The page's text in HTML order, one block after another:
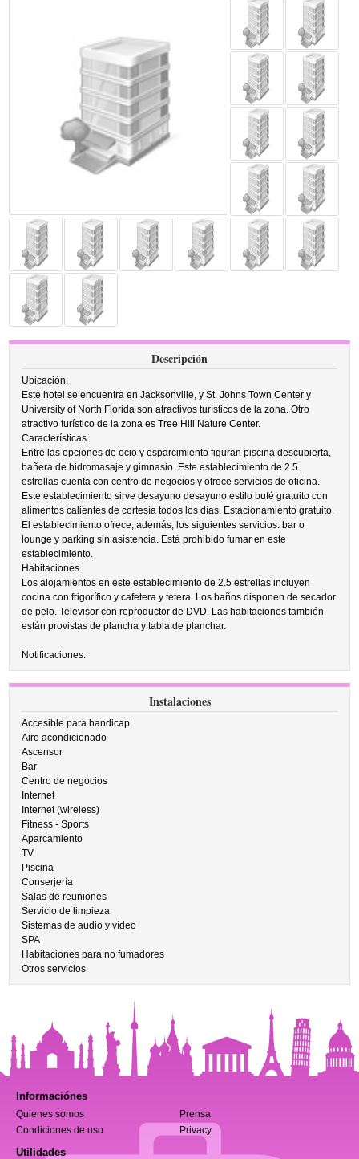
Descripción
Ubicación.
Este hotel se encuentra en Jacksonville, y St. Johns Town Center y
University of North Florida son atractivos turísticos de la zona. Otro
atractivo turístico de la zona es Tree Hill Nature Center.
Características.
Entre las opciones de ocio y esparcimiento figuran piscina descubierta,
bañera de hidromasaje y gimnasio. Este establecimiento de 2.5
estrellas cuenta con centro de negocios y ofrece servicios de oficina.
Este establecimiento sirve desayuno desayuno estilo bufé gratuito con
alimentos calientes de cortesía todos los días. Estacionamiento gratuito.
El establecimiento ofrece, además, los siguientes servicios: bar o
lounge y parking sin asistencia. Está prohibido fumar en este
establecimiento.
Habitaciones.
Los alojamientos en este establecimiento de 2.5 estrellas incluyen
cocina con frigorífico y cafetera y tetera. Los baños disponen de secador
de pelo. Televisor con reproductor de DVD. Las habitaciones también
están provistas de plancha y tabla de planchar.
Notificaciones:
Instalaciones
Accesible para handicap
Aire acondicionado
Ascensor
Bar
Centro de negocios
Internet
Internet (wireless)
Fitness - Sports
Aparcamiento
TV
Piscina
Conserjería
Salas de reuniones
Servicio de limpieza
Sistemas de audio y vídeo
SPA
Habitaciones para no fumadores
Otros servicios
Informaciónes
Quienes somos
Prensa
Condiciones de uso
Privacy
Utilidades